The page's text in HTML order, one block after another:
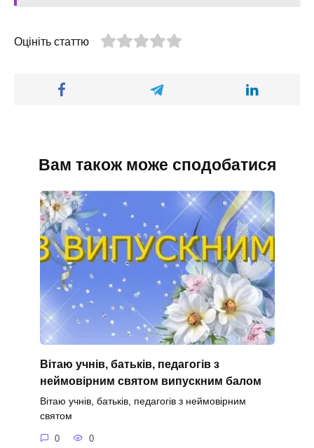
Оцініть статтю
Вам також може сподобатися
Вітаю учнів, батьків, педагогів з
неймовірним святом випускним балом
Вітаю учнів, батьків, педагогів з неймовірним
святом
0 0